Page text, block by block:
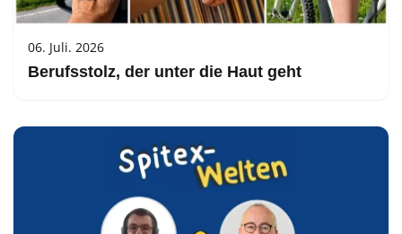
06. Juli. 2026
Berufsstolz, der unter die Haut geht